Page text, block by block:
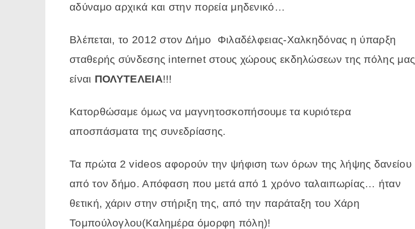
αδύναμο αρχικά και στην πορεία μηδενικό…
Βλέπεται, το 2012 στον Δήμο Φιλαδέλφειας-Χαλκηδόνας η ύπαρξη
σταθερής σύνδεσης internet στους χώρους εκδηλώσεων της πόλης μας
είναι ΠΟΛΥΤΕΛΕΙΑ!!!
Κατορθώσαμε όμως να μαγνητοσκοπήσουμε τα κυριότερα
αποσπάσματα της συνεδρίασης.
Τα πρώτα 2 videos αφορούν την ψήφιση των όρων της λήψης δανείου
από τον δήμο. Απόφαση που μετά από 1 χρόνο ταλαιπωρίας… ήταν
θετική, χάριν στην στήριξη της, από την παράταξη του Χάρη
Τομπούλογλου(Καλημέρα όμορφη πόλη)!